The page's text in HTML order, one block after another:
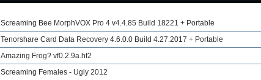
Screaming Bee MorphVOX Pro 4 v4.4.85 Build 18221 + Portable
Tenorshare Card Data Recovery 4.6.0.0 Build 4.27.2017 + Portable
Amazing Frog? vf0.2.9a.hf2
Screaming Females - Ugly 2012